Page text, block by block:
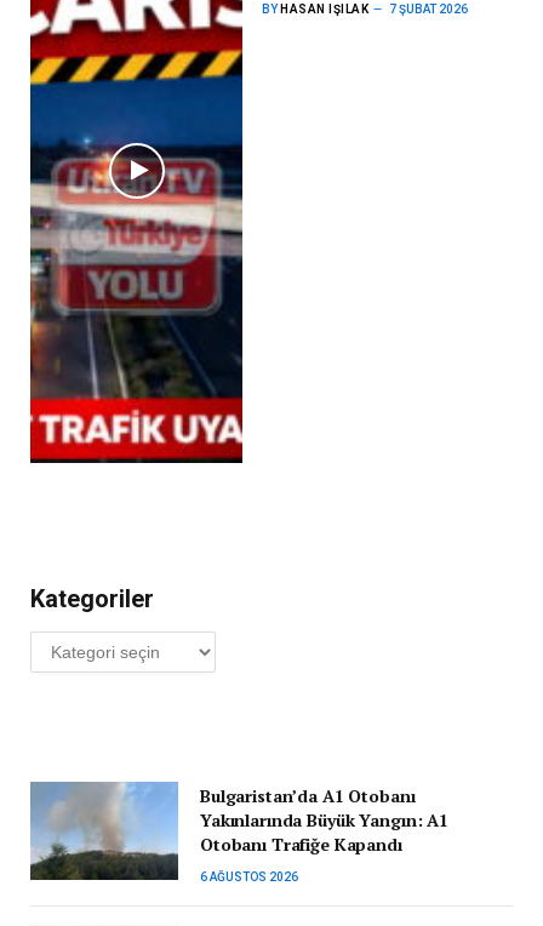
BY HASAN IŞILAK 7 ŞUBAT 2026
Kategoriler
Kategoriler
Bulgaristan’da A1 Otobanı
Yakınlarında Büyük Yangın: A1
Otobanı Trafiğe Kapandı
6 AĞUSTOS 2026